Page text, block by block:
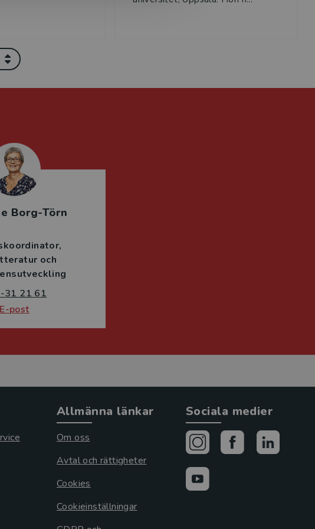
Borg-Törn
och
31 21 61
E-post
Allmänna länkar
Om oss
Avtal och rättigheter
Cookies
Cookieinställningar
Sociala medier